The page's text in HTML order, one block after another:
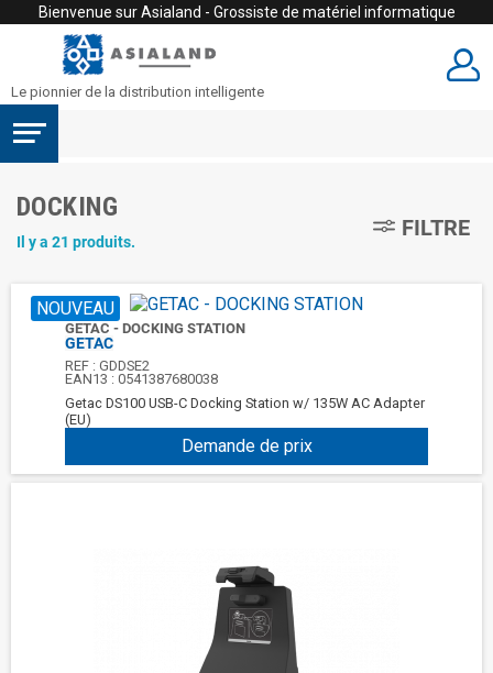
Bienvenue sur Asialand - Grossiste de matériel informatique
Le pionnier de la distribution intelligente
DOCKING
Il y a 21 produits.
FILTRE
NOUVEAU
GETAC - DOCKING STATION
GETAC
REF :GDDSE2
EAN13 :0541387680038
Getac DS100 USB-C Docking Station w/ 135W AC Adapter
(EU)
Demande de prix